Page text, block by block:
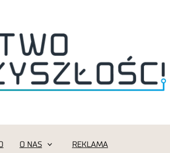
O NAS REKLAMA